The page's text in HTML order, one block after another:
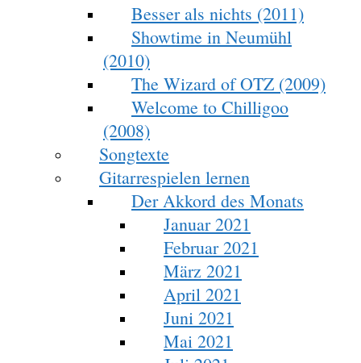
Besser als nichts (2011)
Showtime in Neumühl
(2010)
The Wizard of OTZ (2009)
Welcome to Chilligoo
(2008)
Songtexte
Gitarrespielen lernen
Der Akkord des Monats
Januar 2021
Februar 2021
März 2021
April 2021
Juni 2021
Mai 2021